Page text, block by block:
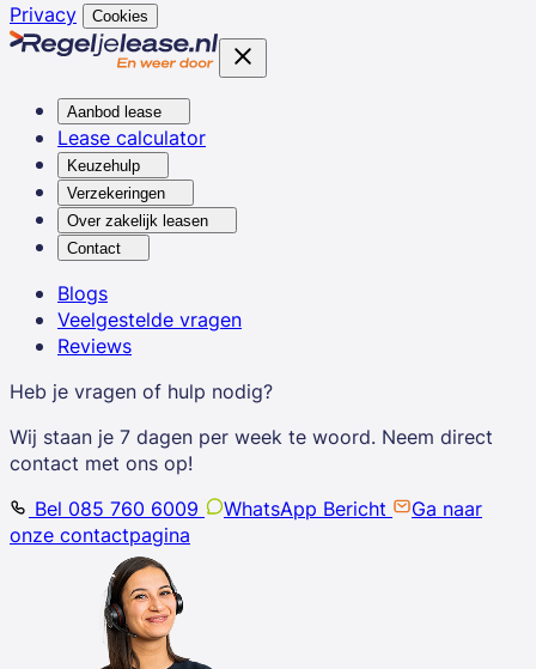
Privacy
Cookies
Aanbod lease
Lease calculator
Keuzehulp
Verzekeringen
Over zakelijk leasen
Contact
Blogs
Veelgestelde vragen
Reviews
Heb je vragen of hulp nodig?
Wij staan je 7 dagen per week te woord. Neem direct
contact met ons op!
Bel 085 760 6009
WhatsApp Bericht
Ga naar
onze contactpagina